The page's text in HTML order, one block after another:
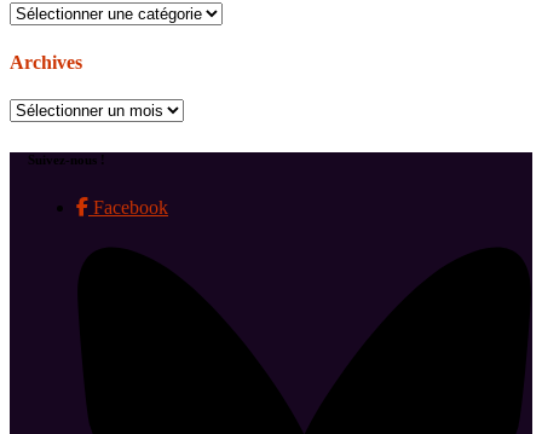
Catégories
Archives
Archives
Suivez-nous !
Facebook